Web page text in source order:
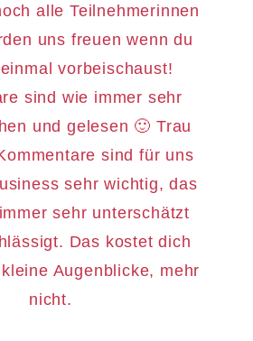
alle Teilnehmerinnen
uns freuen wenn du
vorbeischaust!
sind wie immer sehr
und gelesen 🙂 Trau
sind für uns
sehr wichtig, das
sehr unterschätzt
Das kostet dich
Augenblicke, mehr
nicht.